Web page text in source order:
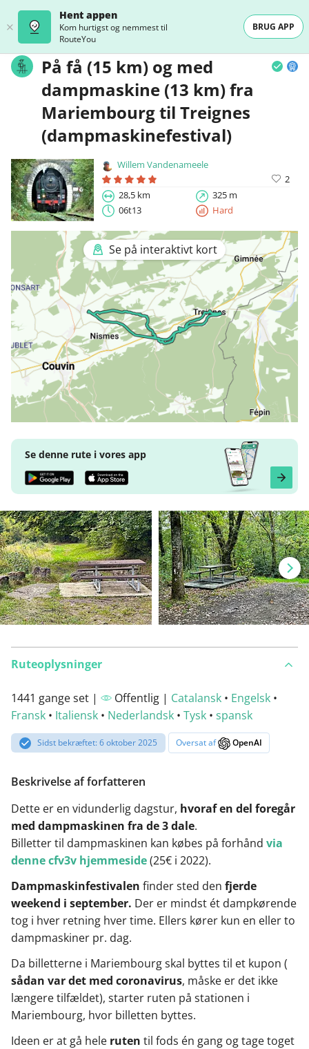
Hent appen
Kom hurtigst og nemmest til
RouteYou
BRUG APP
På få (15 km) og med
dampmaskine (13 km) fra
Mariembourg til Treignes
(dampmaskinefestival)
Willem Vandenameele
2
28,5 km
325 m
06t13
Hard
Se på interaktivt kort
Se denne rute i vores app
Ruteoplysninger
1441 gange set | Offentlig | Catalansk • Engelsk •
Fransk • Italiensk • Nederlandsk • Tysk • spansk
Sidst bekræftet: 6 oktober 2025 Oversat af OpenAI
Beskrivelse af forfatteren
Dette er en vidunderlig dagstur, hvoraf en del foregår
med dampmaskinen fra de 3 dale.
Billetter til dampmaskinen kan købes på forhånd via
denne cfv3v hjemmeside(25€ i 2022).
Dampmaskinfestivalen finder sted den fjerde
weekend i september. Der er mindst ét dampkørende
tog i hver retning hver time. Ellers kører kun en eller to
dampmaskiner pr. dag.
Da billetterne i Mariembourg skal byttes til et kupon (
sådan var det med coronavirus, måske er det ikke
længere tilfældet), starter ruten på stationen i
Mariembourg, hvor billetten byttes.
Ideen er at gå hele ruten til fods én gang og tage toget